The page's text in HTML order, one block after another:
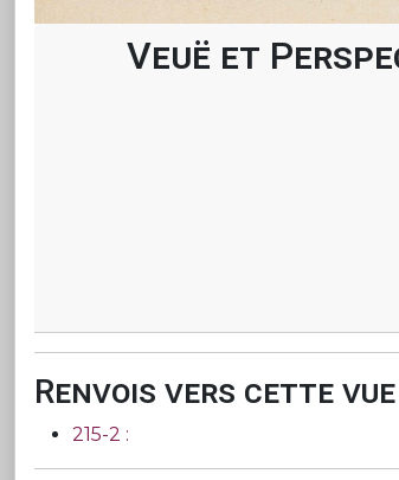
Veuë et
Renvois vers cette vue
215-2 :